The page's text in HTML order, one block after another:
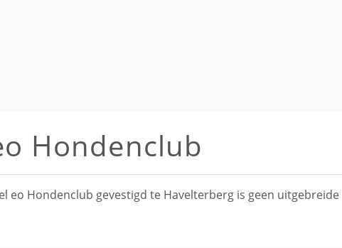
Hondenclub
eo Hondenclub gevestigd te Havelterberg is geen uitgebreide